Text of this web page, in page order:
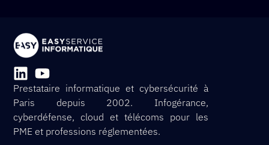
Prestataire informatique et cybersécurité à
Paris depuis 2002. Infogérance,
cyberdéfense, cloud et télécoms pour les
PME et professions réglementées.